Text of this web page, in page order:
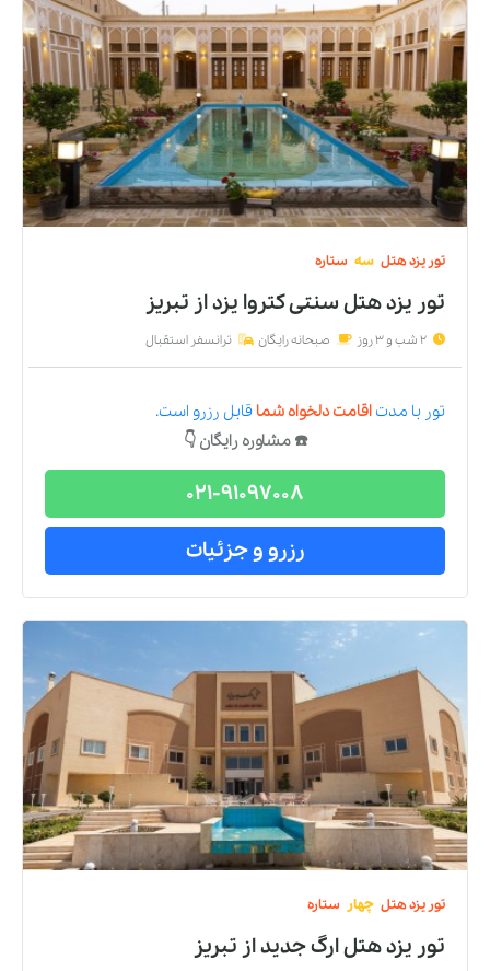
تور یزدهتل سه ستاره
تور یزد هتل سنتی کتروا يزداز تبریز
2 شب و 3 روز صبحانه رایگان ترانسفر استقبال
تور با مدتاقامت دلخواه شما قابل رزرو است.
☎️ مشاوره رایگان 👇
021-91097008
رزرو و جزئیات
تور یزدهتل چهار ستاره
تور یزد هتل ارگ جدیداز تبریز